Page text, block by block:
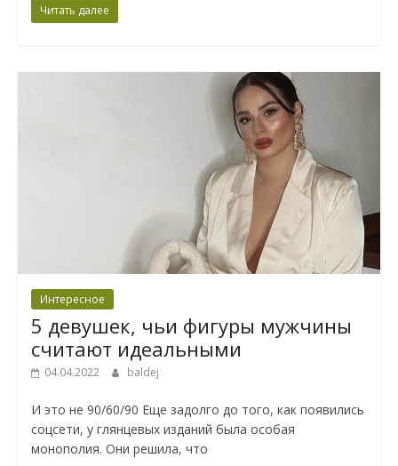
Читать далее
Интересное
5 девушек, чьи фигуры мужчины
считают идеальными
04.04.2022 baldej
И это не 90/60/90 Еще задолго до того, как появились
соцсети, у глянцевых изданий была особая
монополия. Они решила, что